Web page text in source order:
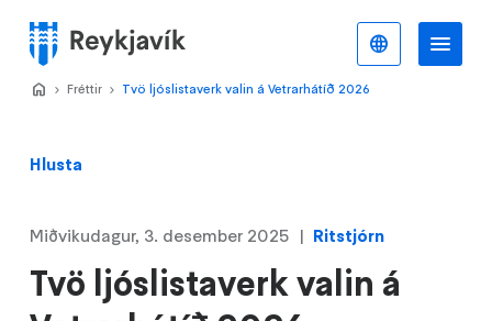
meginefni
Valmynd
Hlusta
Tvö ljóslistaverk valin á
Miðvikudagur, 3. desember 2025 Ritstjórn
Home
>
Fréttir >
Tvö ljóslistaverk valin á Vetrarhátíð 2026
Íslenska